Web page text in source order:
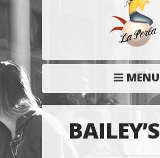
MENU